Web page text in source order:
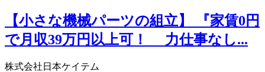
【小さな機械パーツの組立】 『家賃0円
で月収39万円以上可！ 力仕事なし...
株式会社日本ケイテム